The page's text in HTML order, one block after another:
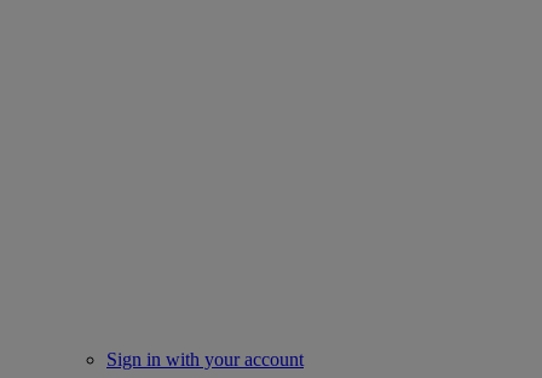
Sign in with your account